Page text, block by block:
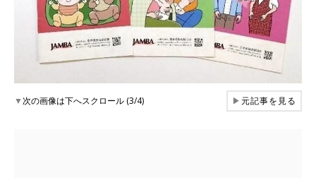
▼次の画像は下へスクロール (3/4) ▶元記事を見る